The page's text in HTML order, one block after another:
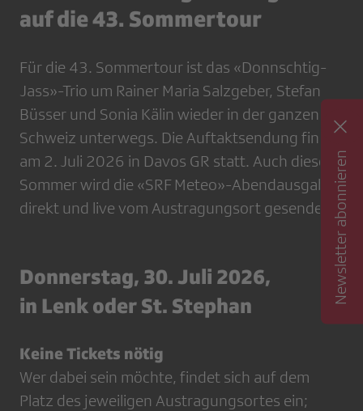
auf die 43. Sommertour
Für die 43. Sommertour ist das «Donnschtig-
Jass»-Trio um Rainer Maria Salzgeber, Stefan
Büsser und Sonia Kälin wieder in der ganzen
Schweiz unterwegs. Die Auftaktsendung findet
am 2. Juli 2026 in Davos GR statt. Auch diesen
Sommer wird die «SRF Meteo»-Abendausgabe
direkt und live vom Austragungsort gesendet.
Donnerstag, 30. Juli 2026,
in Lenk oder St. Stephan
Keine Tickets nötig
Wer dabei sein möchte, findet sich auf dem
Platz des jeweiligen Austragungsortes ein;
Newsletter abonnieren